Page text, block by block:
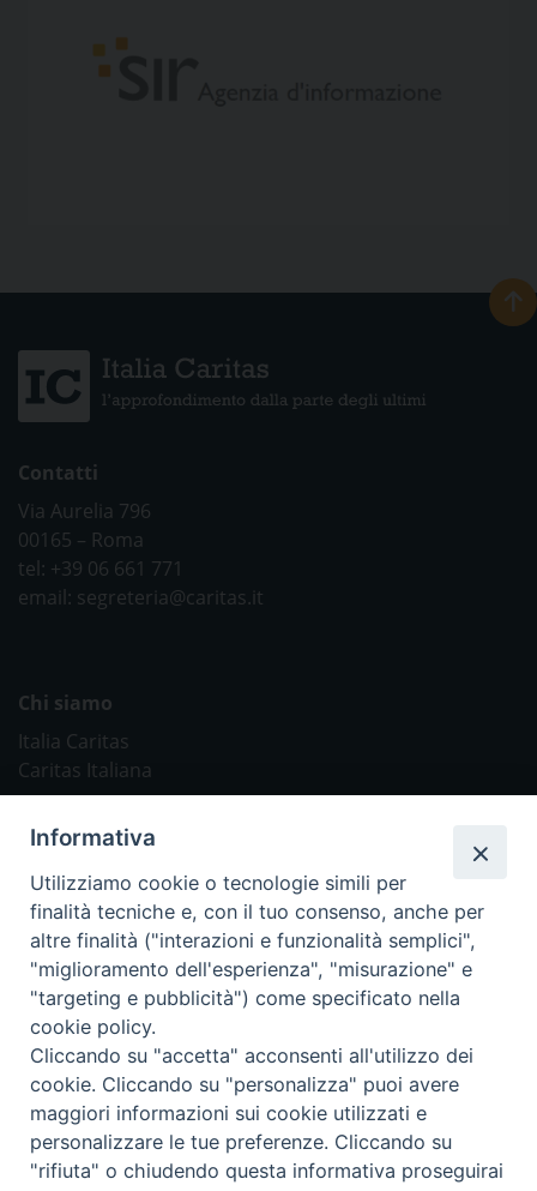
Contatti
Via Aurelia 796
00165 – Roma
tel: +39 06 661 771
email: segreteria@caritas.it
Chi siamo
Italia Caritas
Caritas Italiana
Caritas Internationalis
TV 2000
Inblu 2000
Avvenire
Sir
Scarp de’ Tenis
Newsletter
Informativa
Utilizziamo cookie o tecnologie simili per
finalità tecniche e, con il tuo consenso, anche per
altre finalità ("interazioni e funzionalità semplici",
"miglioramento dell'esperienza", "misurazione" e
"targeting e pubblicità") come specificato nella
cookie policy.
Cliccando su "accetta" acconsenti all'utilizzo dei
cookie. Cliccando su "personalizza" puoi avere
maggiori informazioni sui cookie utilizzati e
personalizzare le tue preferenze. Cliccando su
"rifiuta" o chiudendo questa informativa proseguirai